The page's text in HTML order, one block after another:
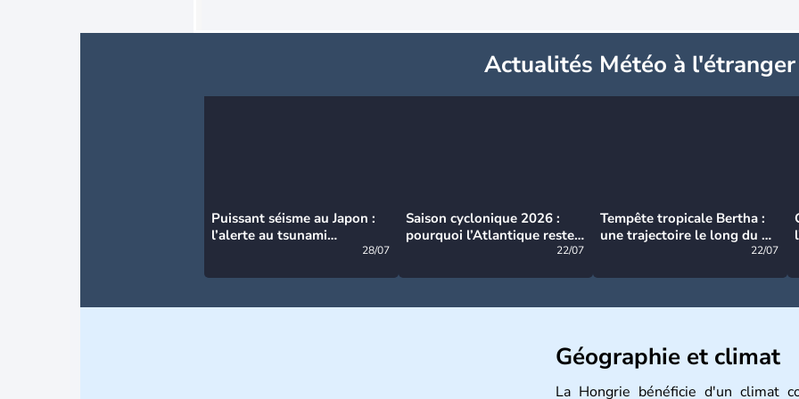
Actualités Météo à l'étranger
Puissant séisme au Japon :
l’alerte au tsunami
28/07
Saison cyclonique 2026 :
pourquoi l’Atlantique reste
22/07
Tempête tropicale Bertha :
une trajectoire le long du du
22/07
Géographie et climat
La Hongrie bénéficie d'un climat